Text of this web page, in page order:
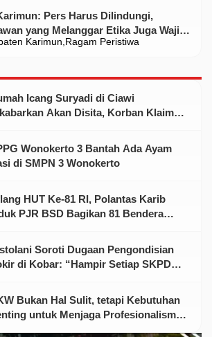
Karimun Ragam Peristiwa
Pers Harus Dilindungi,
yang Melanggar Etika Juga Wajib
Icang Suryadi di Ciawi
Akan Disita, Korban Klaim
Wonokerto 3 Bantah Ada Ayam
di SMPN 3 Wonokerto
HUT Ke-81 RI, Polantas Karib
PJR BSD Bagikan 81 Bendera
Soroti Dugaan Pengondisian
di Kobar: “Hampir Setiap SKPD
Bukan Hal Sulit, tetapi Kebutuhan
untuk Menjaga Profesionalisme